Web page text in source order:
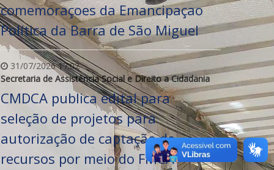
comemoraçoes da Emancipaçao
Política da Barra de São Miguel
31/07/2026 17:02
Secretaria de Assistência Social e Direito a Cidadania
CMDCA publica edital para
seleção de projetos para
autorização de captação de
recursos por meio do FMCA